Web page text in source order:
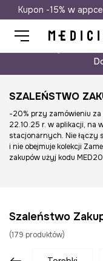
Kupon -15% w
SZALEŃSTWO
-20% przy zamówieniu
22.10.25 r. w aplikacji, na
stacjonarnych. Nie łączy
i nie obejmuje kolekcji
zakupów użyj kodu
Szaleństwo
(179 produktów)